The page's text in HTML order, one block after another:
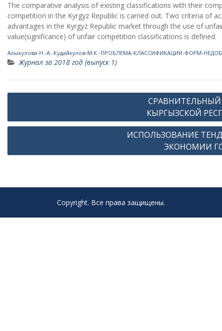
The comparative analysis of existing classifications with their
competition in the Kyrgyz Republic is carried out. Two criteria of
advantages in the Kyrgyz Republic market through the use of
value(significance) of unfair competition classifications is defined.
Алыкулова-Н.-А.-Кудайкулов-М.К.-ПРОБЛЕМА-КЛАССИФИКАЦИИ-ФОРМ-
Журнал за 2018 год (выпуск 1)
Навигация
записям
КЫРГЫЗСКОЙ
ИСПОЛЬЗОВАНИЕ
ЭКОНОМИИ
Copyright. Все права защищены.